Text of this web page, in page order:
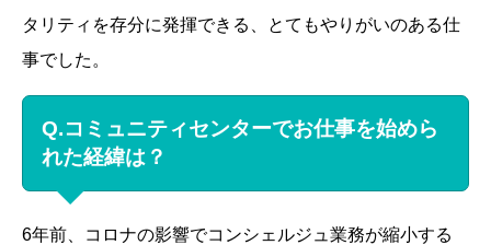
タリティを存分に発揮できる、とてもやりがいのある仕
事でした。
Q.コミュニティセンターでお仕事を始めら
れた経緯は？
6年前、コロナの影響でコンシェルジュ業務が縮小する